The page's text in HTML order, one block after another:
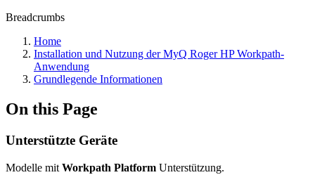
Breadcrumbs
Home
Installation und Nutzung der MyQ Roger HP Workpath-
Anwendung
Grundlegende Informationen
On this Page
Unterstützte Geräte
Modelle mit Workpath Platform Unterstützung.